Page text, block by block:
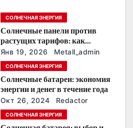
СОЛНЕЧНАЯ ЭНЕРГИЯ
Солнечные панели против
растущих тарифов: как
сохранить
энергонезависимость в
ближайшие годы
Янв 19, 2026 Metall_admin
СОЛНЕЧНАЯ ЭНЕРГИЯ
Солнечные батареи: экономия
энергии и денег в течение года
Окт 26, 2024 Redactor
СОЛНЕЧНАЯ ЭНЕРГИЯ